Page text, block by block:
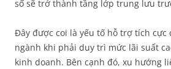
số sẽ trở thành tầng lớp trung lưu
Đây được coi là yếu tố hỗ trợ tích cực
ngành khi phải duy trì mức lãi suất
kinh doanh. Bên cạnh đó, xu hướng